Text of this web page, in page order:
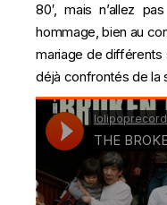
80′, mais n’allez
hommage, bien au
mariage de différents
déjà confrontés de la